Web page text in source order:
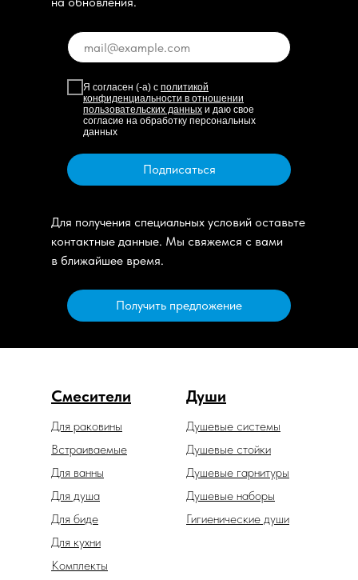
Я согласен (-а) с политикой
конфиденциальности в отношении
пользовательских данных и даю свое
согласие на обработку персональных
данных
Подписаться
Для получения специальных условий оставьте
контактные данные. Мы свяжемся с вами
в ближайшее время.
Получить предложение
Смесители Души
Душевые гарнитуры
Душевые системы
Гигиенические души
Душевые наборы
Встраиваемые
Для биде
Для ванны
Для душа
Для раковины
Для кухни
Душевые стойки
Комплекты